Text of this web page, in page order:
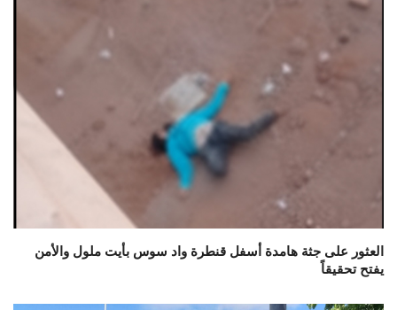
العثور على جثة هامدة أسفل قنطرة واد سوس بأيت ملول والأمن
يفتح تحقيقاً